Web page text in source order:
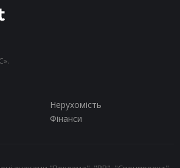
Нерухомість
Фінанси